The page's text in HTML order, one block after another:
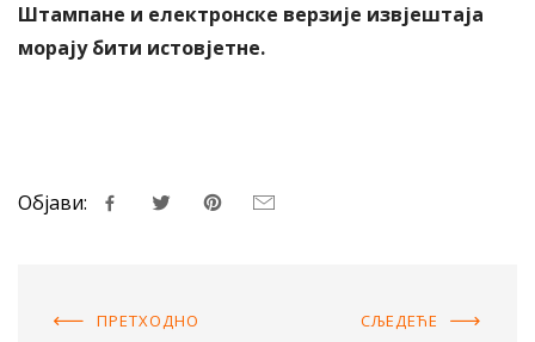
Штампане и електронске верзије извјештаја
морају бити истовјетне.
Објави:
ПРЕТХОДНO СЉЕДЕЋE